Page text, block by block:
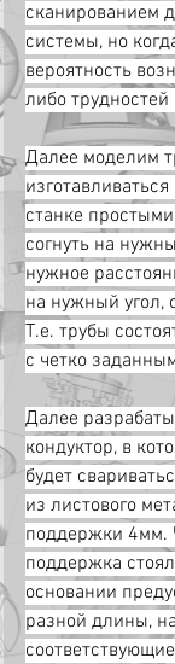
сканированием
системы, но
вероятность
либо
Далее моделим
станке
согнуть на
нужное
на нужный угол,
Т.е. трубы
с четко
Далее
кондуктор, в
будет
из листового
поддержки 4мм.
поддержка
основании
разной длины,